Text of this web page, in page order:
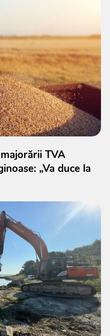
TVA
„Va duce la